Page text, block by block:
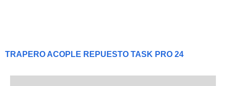
TRAPERO ACOPLE REPUESTO TASK PRO 24